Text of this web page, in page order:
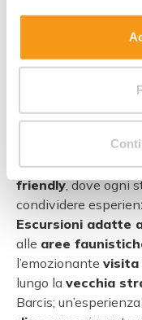
estesa sui cookie.
LeDolomiti
una forte anima
famiglie con
friendly, dove ogni
condividere
Escursioni adatte
alle aree
l’emozionante visita
lungo la vecchia
Barcis;